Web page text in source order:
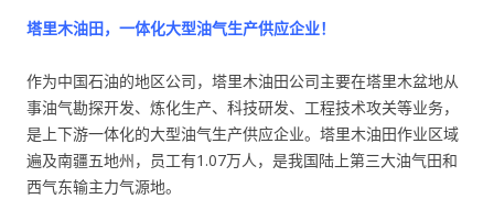
塔里木油田，一体化大型油气生产供应企业！
作为中国石油的地区公司，塔里木油田公司主要在塔里木盆地从
事油气勘探开发、炼化生产、科技研发、工程技术攻关等业务，
是上下游一体化的大型油气生产供应企业。塔里木油田作业区域
遍及南疆五地州，员工有1.07万人，是我国陆上第三大油气田和
西气东输主力气源地。